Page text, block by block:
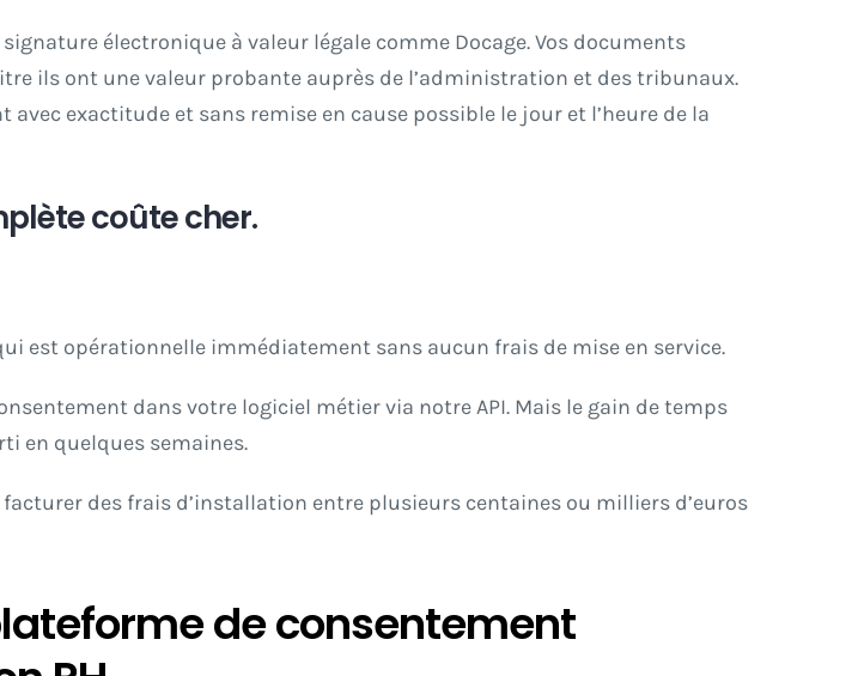
signature électronique à valeur légale comme Docage. Vos documents
ils ont une valeur probante auprès de l’administration et des tribunaux.
exactitude et sans remise en cause possible le jour et l’heure de la
coûte cher.
est opérationnelle immédiatement sans aucun frais de mise en service.
dans votre logiciel métier via notre API. Mais le gain de temps
en quelques semaines.
des frais d’installation entre plusieurs centaines ou milliers d’euros
de consentement